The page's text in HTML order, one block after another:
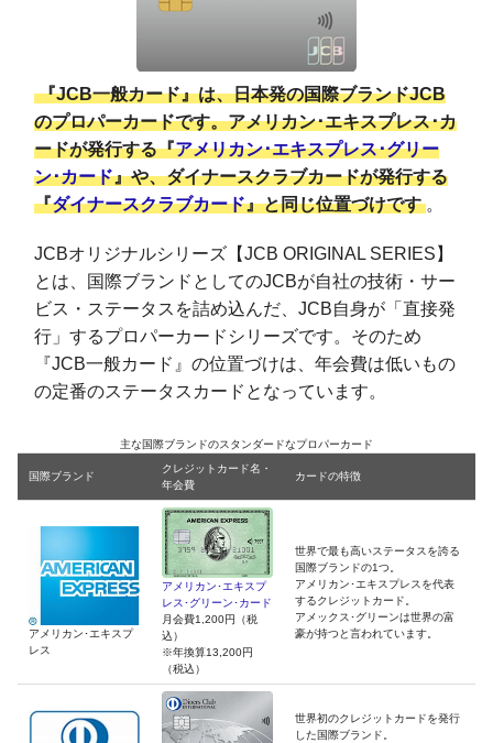
『JCB一般カード』は、日本発の国際ブランドJCB
のプロパーカードです。アメリカン･エキスプレス･カ
ードが発行する『アメリカン･エキスプレス･グリー
ン･カード』や、ダイナースクラブカードが発行する
『ダイナースクラブカード』と同じ位置づけです 。
JCBオリジナルシリーズ【JCB ORIGINAL SERIES】
とは、国際ブランドとしてのJCBが自社の技術・サー
ビス・ステータスを詰め込んだ、JCB自身が「直接発
行」するプロパーカードシリーズです。そのため
『JCB一般カード』の位置づけは、年会費は低いもの
の定番のステータスカードとなっています。
主な国際ブランドのスタンダードなプロパーカード
国際ブランド
クレジットカード名・
年会費
カードの特徴
アメリカン･エキスプ
レス
アメリカン･エキスプ
レス･グリーン･カード
月会費1,200円（税
込）
※年換算13,200円
（税込）
世界で最も高いステータスを誇る
国際ブランドの1つ。
アメリカン･エキスプレスを代表
するクレジットカード。
アメックス･グリーンは世界の富
豪が持つと言われています。
世界初のクレジットカードを発行
した国際ブランド。